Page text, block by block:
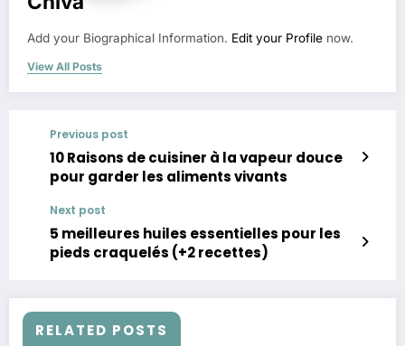
Add your Biographical Information. Edit your Profile now.
View All Posts
Previous post
10 Raisons de cuisiner à la vapeur douce
pour garder les aliments vivants
Next post
5 meilleures huiles essentielles pour les
pieds craquelés (+2 recettes)
RELATED POSTS